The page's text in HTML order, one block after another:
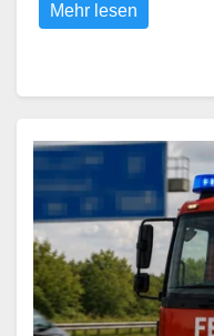
Mehr lesen